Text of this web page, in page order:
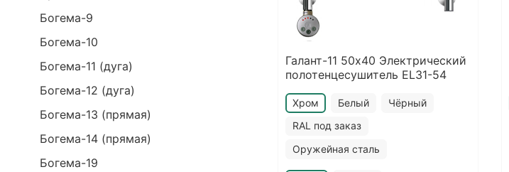
Галант-11 50х40 Электрический
полотенцесушитель EL31-54
Хром Белый
Чёрный
RAL под заказ
Оружейная сталь
Богема-9
Богема-10
Богема-11 (дуга)
Богема-12 (дуга)
Богема-13 (прямая)
Богема-14 (прямая)
Богема-19